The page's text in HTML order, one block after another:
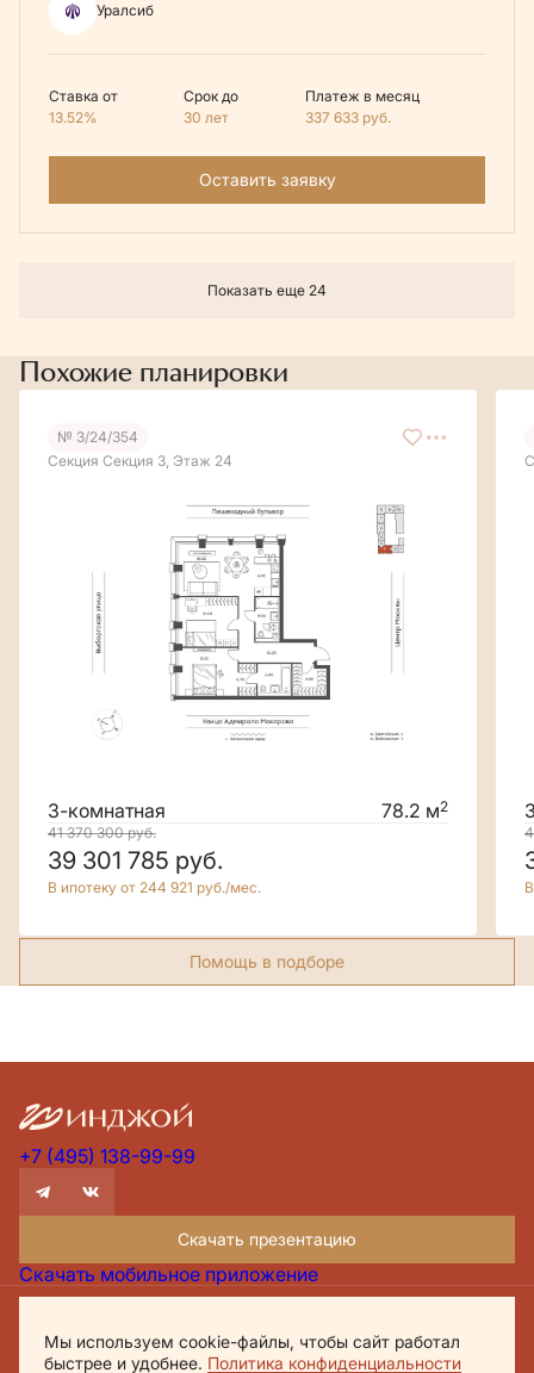
Уралсиб
Ставка от
13.52%
Срок до
30 лет
Платеж в месяц
337 633 руб.
Оставить заявку
Показать еще 24
Похожие планировки
№ 3/24/354
Секция Секция 3, Этаж 24
3-комнатная 78.2 м2
41 370 300руб.
39 301 785 руб.
В ипотеку от 244 921 руб./мес.
Помощь в подборе
+7 (495) 138-99-99
Скачать презентацию
Скачать мобильное приложение
Политика обработки персональных данных
Обращаем внимание, что настоящий материал носит исключительно
Мы используем cookie-файлы, чтобы сайт работал
быстрее и удобнее. Политика конфиденциальности